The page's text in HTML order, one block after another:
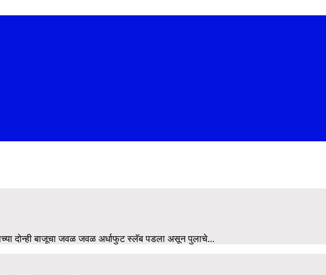
दोन्ही बाजूचा जवळ जवळ अर्धाफुट स्लॅब पडला असून पुलाचे...